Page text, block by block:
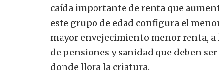
caída importante de renta que
este grupo de edad configura el
mayor envejecimiento menor renta, a
de pensiones y sanidad que deben
donde llora la criatura.